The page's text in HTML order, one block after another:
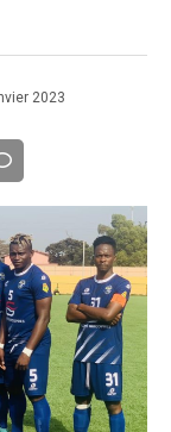
2023